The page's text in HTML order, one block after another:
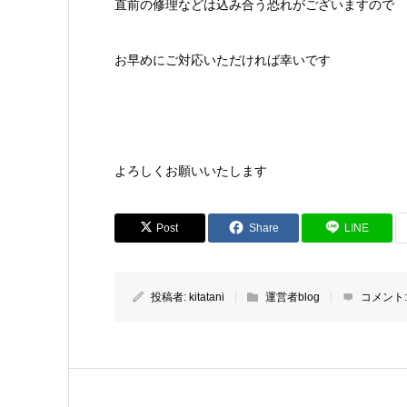
直前の修理などは込み合う恐れがございますので
お早めにご対応いただければ幸いです
よろしくお願いいたします
Post Share LINE
投稿者: kitatani 運営者blog コメント: